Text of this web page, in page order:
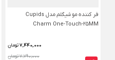
فر کننده مو شیگلم مدل Cupids
Charm One-Touch-۲۵MM
7,440,000تومان
7,790,000 تومان